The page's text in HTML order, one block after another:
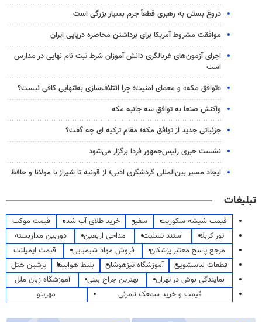
دروغ بستن به رهبری قطعاً جرم بسیار بزرگی است
موافقت مشروط آمریکا برای برداشتن محاصره دریایی ایران
اجرای آزمون‌های غربالگری دانش آموزان شرط ثبت نام نهایی در مدارس
است
«توافق مکه» و معمای امنیت؛ چرا ائتلاف‌سازی به‌تنهایی کافی نیست؟
واکنش صنعا به توافق سه جانبه مکه
جزئیاتی جدید از توافق مکه؛ مقام ترکیه ای چه گفت؟
نشست خبری رئیس‌جمهور فردا برگزار می‌شود
ایجاد مسیر بین‌المللی گردشگری ادبی؛ از قونیه تا شیراز با مولانا و حافظ
تبلیغات
قیمت شیشه سکوریت سفیر خرید طلای آب شده
قیمت موکت
تور کربلا
استند تسلیت مداحی اربعین
دوربین مداربسته
مرجع پاسخ معتبر پزشکان
فروش مواد شیمیایی
قیمت ایمپلنت
قطعات لباسشویی
آموزشگاه تیزهوشان بلیط هواپیما
پرشین هتل
نمایندگی بوش در تهران
بهترین جراح بینی
آموزشگاه زبان ملل
قیمت و خرید سمعک نامرئی
مهرینو